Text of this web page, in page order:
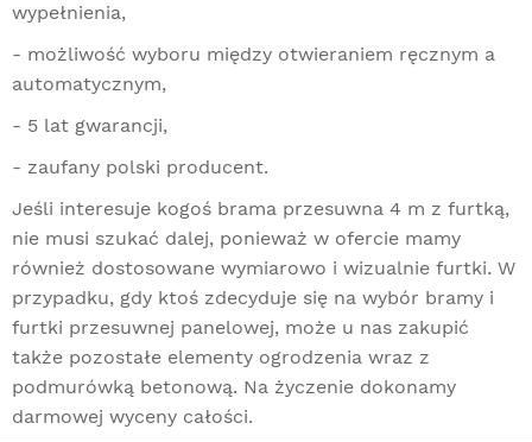
wypełnienia,
- możliwość wyboru między otwieraniem ręcznym a
automatycznym,
- 5 lat gwarancji,
- zaufany polski producent.
Jeśli interesuje kogoś brama przesuwna 4 m z furtką,
nie musi szukać dalej, ponieważ w ofercie mamy
również dostosowane wymiarowo i wizualnie furtki. W
przypadku, gdy ktoś zdecyduje się na wybór bramy i
furtki przesuwnej panelowej, może u nas zakupić
także pozostałe elementy ogrodzenia wraz z
podmurówką betonową. Na życzenie dokonamy
darmowej wyceny całości.